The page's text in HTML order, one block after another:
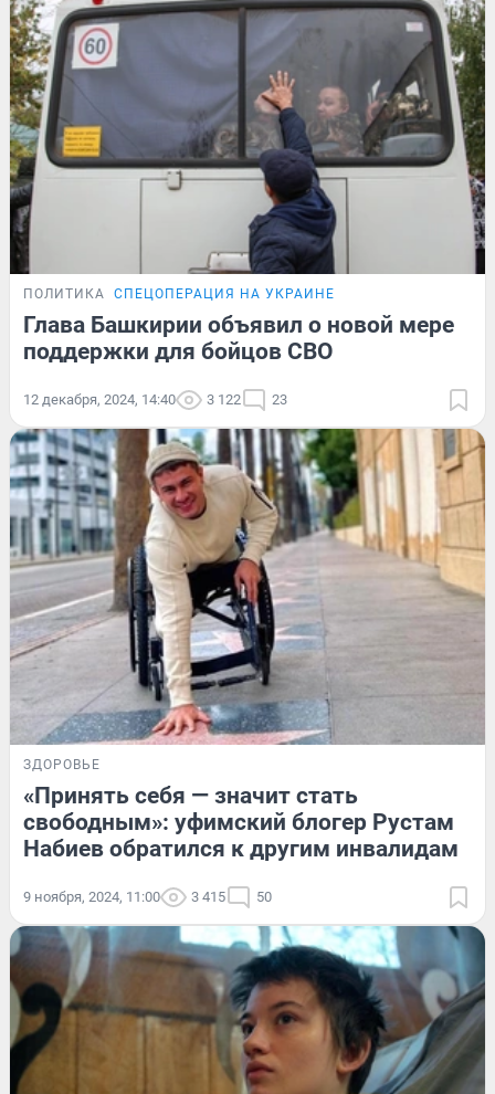
ПОЛИТИКА СПЕЦОПЕРАЦИЯ НА УКРАИНЕ
Глава Башкирии объявил о новой мере
поддержки для бойцов СВО
12 декабря, 2024, 14:40 3 122 23
ЗДОРОВЬЕ
«Принять себя — значит стать
свободным»: уфимский блогер Рустам
Набиев обратился к другим инвалидам
9 ноября, 2024, 11:00 3 415 50